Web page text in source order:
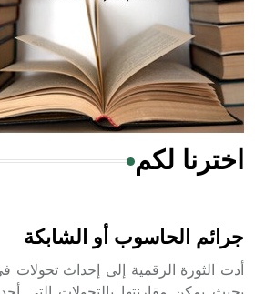
- هل تعلم أن المرجان إفراز حيواني
من مادة كربونات الكلسيوم، وهو أحمر
أجود أنواعه، ويمتاز بكبر الحجم ويسمى
هل تعلم أن الأبسيد كلمة فرنسية اللفظ
اخترنا لكم
جرائم الحاسوب أو الشابكة
أدت الثورة الرقمية إلى إحداث تحولات